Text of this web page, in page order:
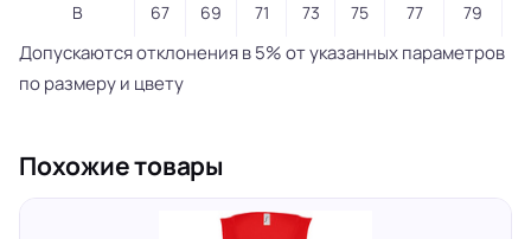
B 67 69 71 73 75 77 79
Допускаются отклонения в 5% от указанных параметров
по размеру и цвету
Похожие товары